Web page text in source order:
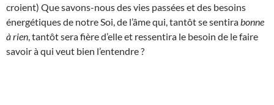
croient) Que savons-nous des vies passées et des besoins
énergétiques de notre Soi, de l’âme qui, tantôt se sentira bonne
à rien , tantôt sera fière d’elle et ressentira le besoin de le faire
savoir à qui veut bien l’entendre ?